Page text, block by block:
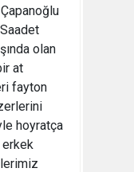
olan
at
fayton
hoyratça
erkek